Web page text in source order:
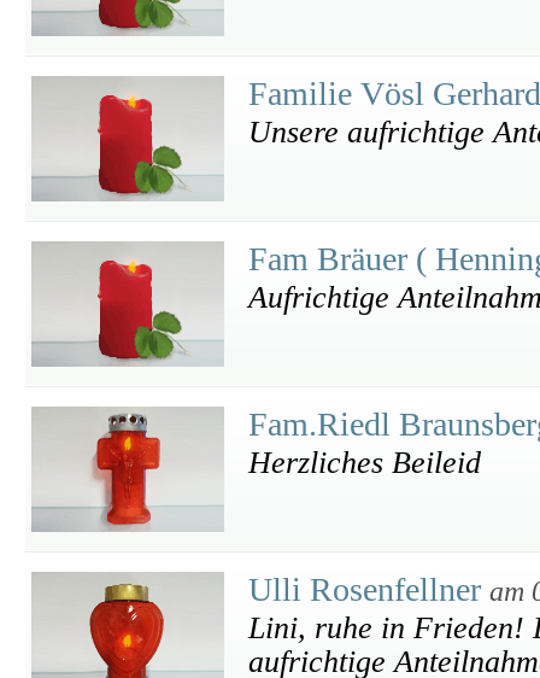
Familie Vösl
Unsere aufrichtige
Fam Bräuer (
Aufrichtige
Fam.Riedl
Herzliches Beileid
Ulli Rosenfellner am
Lini, ruhe in Frieden!
aufrichtige